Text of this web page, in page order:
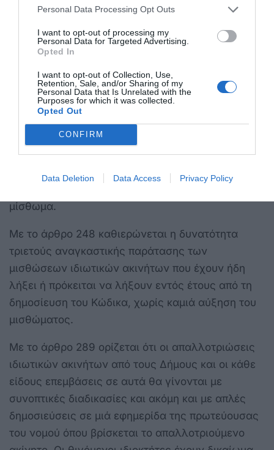
Personal Data Processing Opt Outs
I want to opt-out of processing my
Personal Data for Targeted Advertising.
Opted In
I want to opt-out of Collection, Use,
Retention, Sale, and/or Sharing of my
Personal Data that Is Unrelated with the
Purposes for which it was collected.
Opted Out
CONFIRM
Data Deletion Data Access Privacy Policy
αναγκαστικές δεσμεύσεις (12 + 12 = 24 έτη) των
οποίες με την παράγραφο 6 του ίδιου άρθρου
μπορούν να παραταθούν περαιτέρω έως και για
διπλάσιο χρόνο από τον αρχικά προβλεπόμενο
(δηλαδή έως και 36 ή 48 έτη;).
παραμένει στο μισθωμένο ακίνητο μετά τη λήξη
της μίσθωσης παρά τη θέληση του ιδιοκτήτη, αυτό
θεωρείται ως σιωπηρά παράταση της μίσθωσης η
μίσθωμα.
Με το άρθρο 248 καθιερώνεται η δυνατότητα
τριετούς αναγκαστικής παράτασης των
μισθώσεων ιδιωτικών ακινήτων που έχουν ήδη
λήξει ή πρόκειται να λήξουν εντός έτους από τη
δημοσίευση του Κώδικα, χωρίς καμιά αύξηση του
μισθώματος.
Με το άρθρο 289 ορίζεται ότι οι απαλλοτριώσεις
ιδιωτικών ακινήτων από τους Δήμους και οι κάθε
είδους επεμβάσεις σε αυτά θα γίνονται με
συνοπτικές διαδικασίες και ακόμη και με απλές
δημοσιεύσεις σε μιά εφημερίδα της πρωτεύουσας
του νομού όπου βρίσκεται το απαλλοτριούμενο